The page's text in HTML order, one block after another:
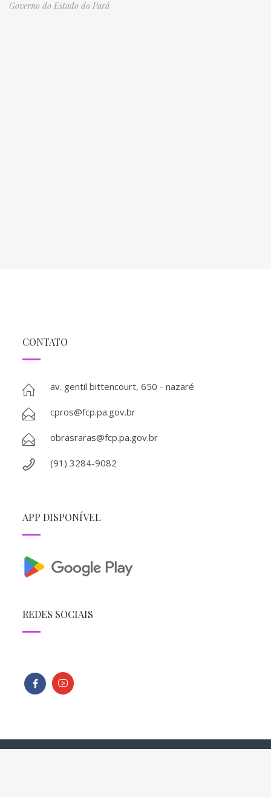
Governo do Estado do Pará
CONTATO
av. gentil bittencourt, 650 - nazaré
cpros@fcp.pa.gov.br
obrasraras@fcp.pa.gov.br
(91) 3284-9082
APP DISPONÍVEL
REDES SOCIAIS